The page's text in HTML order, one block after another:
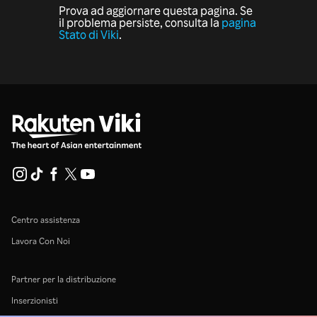
Prova ad aggiornare questa pagina. Se
il problema persiste, consulta la pagina
Stato di Viki.
Centro assistenza
Lavora Con Noi
Partner per la distribuzione
Inserzionisti